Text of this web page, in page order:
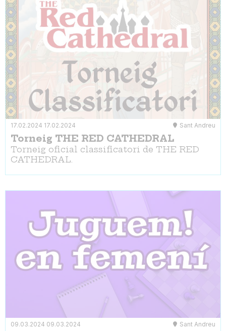
17.02.2024 17.02.2024 Sant Andreu
Torneig THE RED CATHEDRAL
Torneig oficial classificatori de THE RED
CATHEDRAL.
09.03.2024 09.03.2024 Sant Andreu